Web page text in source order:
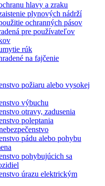
hlavy a zraku
plynových nádrží
ochranných pásov
pre používateľov
rúk
na fajčenie
požiaru alebo vysokej
výbuchu
otravy, zadusenia
poleptania
pádu alebo pohybu
pohybujúcich sa
úrazu elektrickým